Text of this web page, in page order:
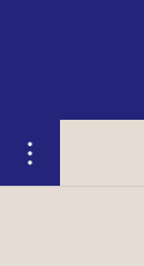
تنظیمات